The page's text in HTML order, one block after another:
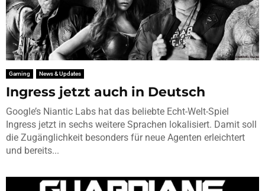
Gaming News & Updates
Ingress jetzt auch in Deutsch
Google’s Niantic Labs hat das beliebte Echt-Welt-Spiel
Ingress jetzt in sechs weitere Sprachen lokalisiert. Damit soll
die Zugänglichkeit besonders für neue Agenten erleichtert
und bereits...